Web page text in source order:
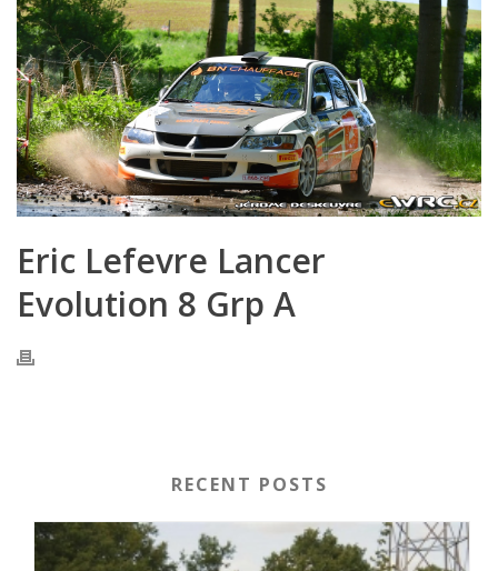
Eric Lefevre Lancer
Evolution 8 Grp A
RECENT POSTS